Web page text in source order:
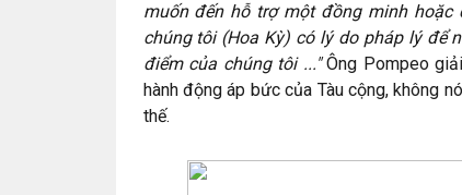
muốn đến hỗ trợ một đồng minh
chúng tôi (Hoa Kỳ) có lý do pháp lý để
điểm của chúng tôi ..."Ông Pompeo
hành động áp bức của Tàu cộng, không
thế.